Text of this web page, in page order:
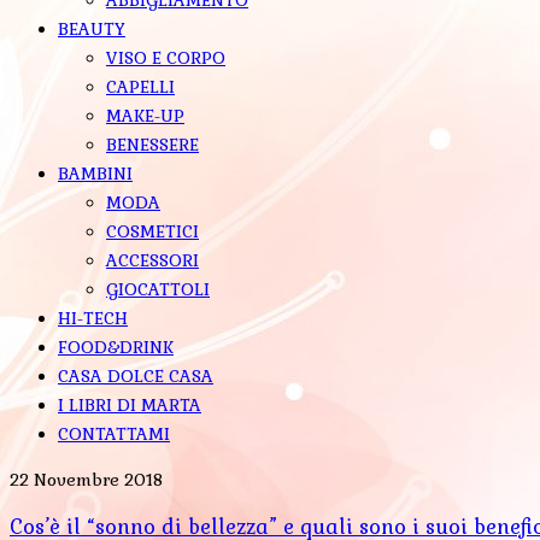
BEAUTY
VISO E CORPO
CAPELLI
MAKE-UP
BENESSERE
BAMBINI
MODA
COSMETICI
ACCESSORI
GIOCATTOLI
HI-TECH
FOOD&DRINK
CASA DOLCE CASA
I LIBRI DI MARTA
CONTATTAMI
22 Novembre 2018
Cos’è il “sonno di bellezza” e quali sono i suoi